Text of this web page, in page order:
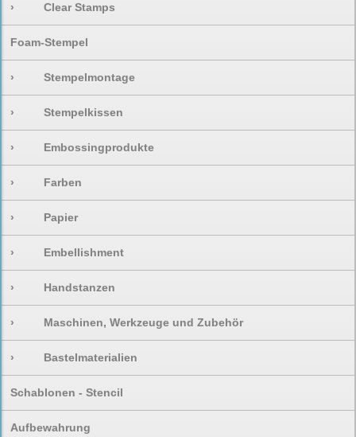
› Clear Stamps
Foam-Stempel
› Stempelmontage
› Stempelkissen
› Embossingprodukte
› Farben
› Papier
› Embellishment
› Handstanzen
› Maschinen, Werkzeuge und Zubehör
› Bastelmaterialien
Schablonen - Stencil
Aufbewahrung